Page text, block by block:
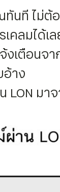
นที ไม่ต้
คลมได้เล
งเตือน
าง
LON มา